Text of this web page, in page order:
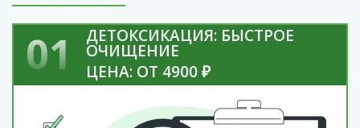
01 ДЕТОКСИКАЦИЯ: БЫСТРОЕ
ОЧИЩЕНИЕ
ЦЕНА: ОТ 4900 ₽